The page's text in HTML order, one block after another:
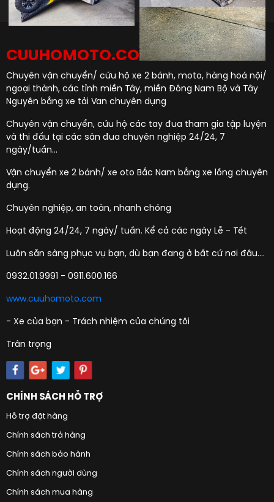
CUUHOMOTO.COM
Chuyên vận chuyển/ cứu hộ xe 2 bánh, moto, hàng hoá nội/
ngoại thành, các tỉnh miền Tây, miền Đông Nam Bộ và Tây
Nguyên bằng xe tải Van chuyên dụng
Chuyên vận chuyển, cứu hộ các tay đua tham gia tập luyện
và thi đấu tại các sân đua chuyên nghiệp 24/24, 7
ngày/tuần...
Vận chuyển xe 2 bánh/ xe oto Bắc Nam bằng xe lồng chuyên
dụng.
Chuyên nghiệp, an toàn, nhanh chóng
Hoạt động 24/24, 7 ngày/ tuần. Kể cả các ngày Lễ - Tết
Luôn sẵn sàng phục vụ bạn, dù bạn đang ở bất cứ nơi đâu....
0932.01.9991 - 0911.600.166
www.cuuhomoto.com
- Xe của bạn - Trách nhiệm của chúng tôi
Trân trọng
CHÍNH SÁCH HỖ TRỢ
Hỗ trợ đặt hàng
Chính sách trả hàng
Chính sách bảo hành
Chính sách người dùng
Chính sách mua hàng